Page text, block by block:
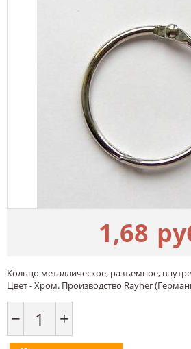
1,68
Кольцо металлическое, разъемное,
Цвет - Хром. Производство Rayher
− +